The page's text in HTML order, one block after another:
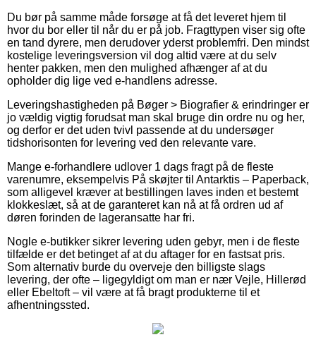
Du bør på samme måde forsøge at få det leveret hjem til
hvor du bor eller til når du er på job. Fragttypen viser sig ofte
en tand dyrere, men derudover yderst problemfri. Den mindst
kostelige leveringsversion vil dog altid være at du selv
henter pakken, men den mulighed afhænger af at du
opholder dig lige ved e-handlens adresse.
Leveringshastigheden på Bøger > Biografier & erindringer er
jo vældig vigtig forudsat man skal bruge din ordre nu og her,
og derfor er det uden tvivl passende at du undersøger
tidshorisonten for levering ved den relevante vare.
Mange e-forhandlere udlover 1 dags fragt på de fleste
varenumre, eksempelvis På skøjter til Antarktis – Paperback,
som alligevel kræver at bestillingen laves inden et bestemt
klokkeslæt, så at de garanteret kan nå at få ordren ud af
døren forinden de lageransatte har fri.
Nogle e-butikker sikrer levering uden gebyr, men i de fleste
tilfælde er det betinget af at du aftager for en fastsat pris.
Som alternativ burde du overveje den billigste slags
levering, der ofte – ligegyldigt om man er nær Vejle, Hillerød
eller Ebeltoft – vil være at få bragt produkterne til et
afhentningssted.